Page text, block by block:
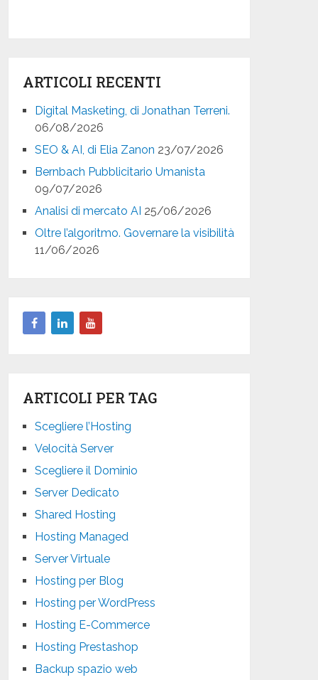
ARTICOLI RECENTI
Digital Masketing, di Jonathan Terreni.
06/08/2026
SEO & AI, di Elia Zanon 23/07/2026
Bernbach Pubblicitario Umanista
09/07/2026
Analisi di mercato AI 25/06/2026
Oltre l’algoritmo. Governare la visibilità
11/06/2026
ARTICOLI PER TAG
Scegliere l’Hosting
Velocità Server
Scegliere il Dominio
Server Dedicato
Shared Hosting
Hosting Managed
Server Virtuale
Hosting per Blog
Hosting per WordPress
Hosting E-Commerce
Hosting Prestashop
Backup spazio web